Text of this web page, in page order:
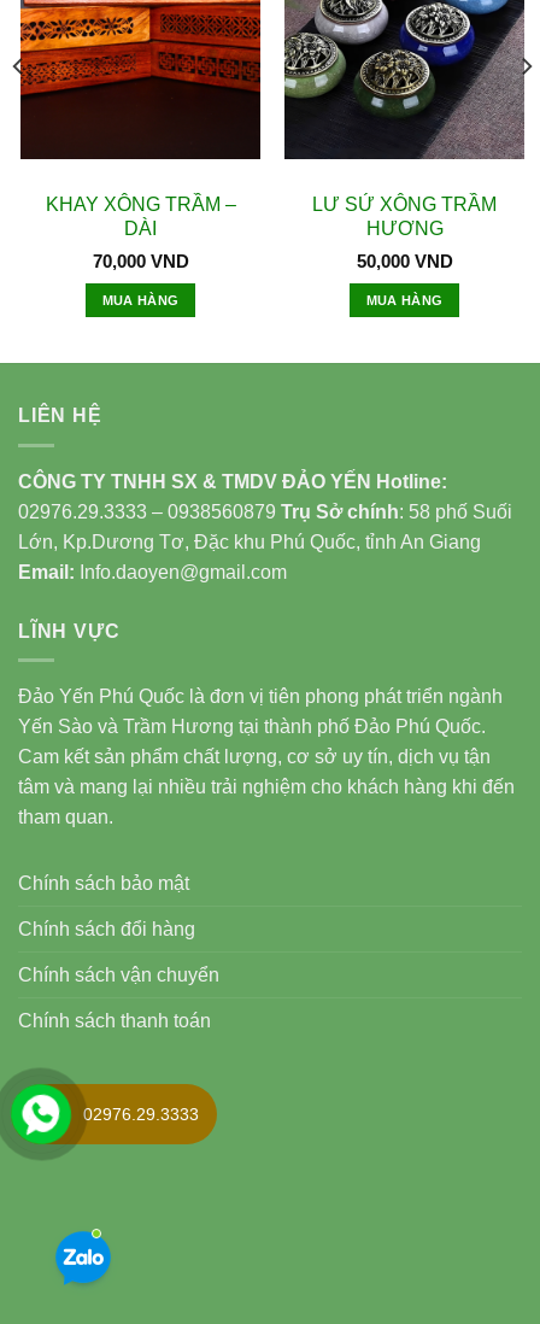
KHAY XÔNG TRẦM –
DÀI
70,000 VND
MUA HÀNG
LƯ SỨ XÔNG TRẦM
HƯƠNG
50,000 VND
MUA HÀNG
LIÊN HỆ
CÔNG TY TNHH SX & TMDV ĐẢO YẾN Hotline:
02976.29.3333 – 0938560879 Trụ Sở chính: 58 phố Suối
Lớn, Kp.Dương Tơ, Đặc khu Phú Quốc, tỉnh An Giang
Email: Info.daoyen@gmail.com
LĨNH VỰC
Đảo Yến Phú Quốc là đơn vị tiên phong phát triển ngành
Yến Sào và Trầm Hương tại thành phố Đảo Phú Quốc.
Cam kết sản phẩm chất lượng, cơ sở uy tín, dịch vụ tận
tâm và mang lại nhiều trải nghiệm cho khách hàng khi đến
tham quan.
Chính sách bảo mật
Chính sách đổi hàng
Chính sách vận chuyển
Chính sách thanh toán
02976.29.3333